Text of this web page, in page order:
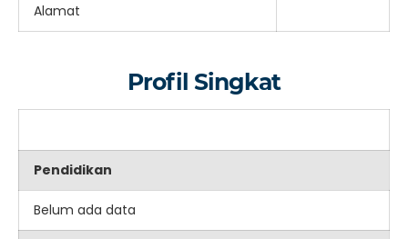
Alamat
Profil Singkat
Pendidikan
Belum ada data